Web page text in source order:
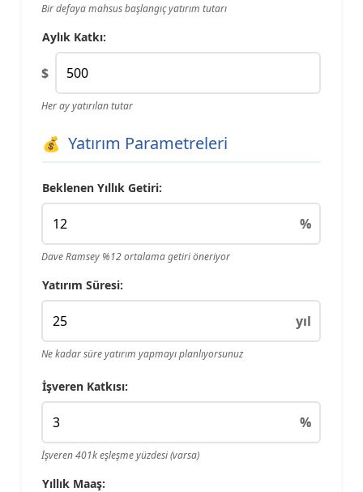
Bir defaya mahsus başlangıç yatırım tutarı
Aylık Katkı:
$
Her ay yatırılan tutar
Yatırım Parametreleri
Beklenen Yıllık Getiri:
%
Dave Ramsey %12 ortalama getiri öneriyor
Yatırım Süresi:
yıl
Ne kadar süre yatırım yapmayı planlıyorsunuz
İşveren Katkısı:
%
İşveren 401k eşleşme yüzdesi (varsa)
Yıllık Maaş: